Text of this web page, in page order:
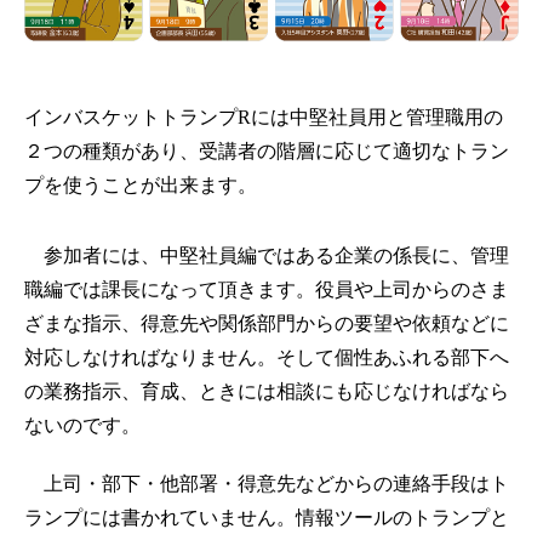
インバスケットトランプRには中堅社員用と管理職用の
２つの種類があり、受講者の階層に応じて適切なトラン
プを使うことが出来ます。
参加者には、中堅社員編ではある企業の係長に、管理
職編では課長になって頂きます。役員や上司からのさま
ざまな指示、得意先や関係部門からの要望や依頼などに
対応しなければなりません。そして個性あふれる部下へ
の業務指示、育成、ときには相談にも応じなければなら
ないのです。
上司・部下・他部署・得意先などからの連絡手段はト
ランプには書かれていません。情報ツールのトランプと